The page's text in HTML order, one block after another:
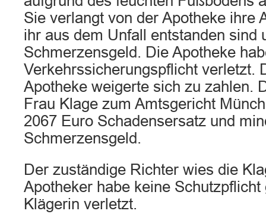
Sie verlangt von der Apotheke ihre
ihr aus dem Unfall entstanden sind
Schmerzensgeld. Die Apotheke
Verkehrssicherungspflicht verletzt.
Apotheke weigerte sich zu zahlen.
Frau Klage zum Amtsgericht
2067 Euro Schadensersatz und
Schmerzensgeld.
Der zuständige Richter wies die
Apotheker habe keine Schutzpflicht
Klägerin verletzt.